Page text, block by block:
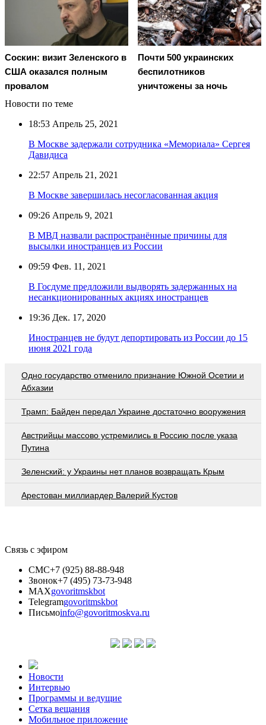
Соскин: визит Зеленского в
США оказался полным
провалом
Почти 500 украинских
беспилотников
уничтожены за ночь
Новости по теме
18:53 Апрель 25, 2021
В Москве задержали сотрудника «Мемориала» Сергея
Давидиса
22:57 Апрель 21, 2021
В Москве завершилась несогласованная акция
09:26 Апрель 9, 2021
В МВД назвали распространённые причины для
высылки иностранцев из России
09:59 Фев. 11, 2021
В Госдуме предложили выдворять задержанных на
несанкционированных акциях иностранцев
19:36 Дек. 17, 2020
Иностранцев не будут депортировать из России до 15
июня 2021 года
Одно государство отменило признание Южной Осетии и
Абхазии
Трамп: Байден передал Украине достаточно вооружения
Австрийцы массово устремились в Россию после указа
Путина
Зеленский: у Украины нет планов возвращать Крым
Арестован миллиардер Валерий Кустов
Связь с эфиром
СМС+7 (925) 88-88-948
Звонок+7 (495) 73-73-948
MAXgovoritmskbot
Telegramgovoritmskbot
Письмоinfo@govoritmoskva.ru
Новости
Интервью
Программы и ведущие
Сетка вещания
Мобильное приложение